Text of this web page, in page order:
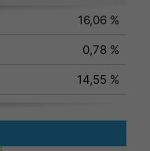
16,06 %
0,78 %
14,55 %